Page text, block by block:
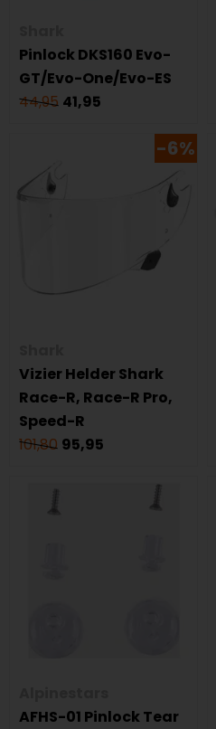
Pinlock DKS160 Evo-
GT/Evo-One/Evo-ES
44,95 41,95
-6%
Vizier Helder Shark
Race-R, Race-R Pro,
Speed-R
101,80 95,95
AFHS-01 Pinlock Tear